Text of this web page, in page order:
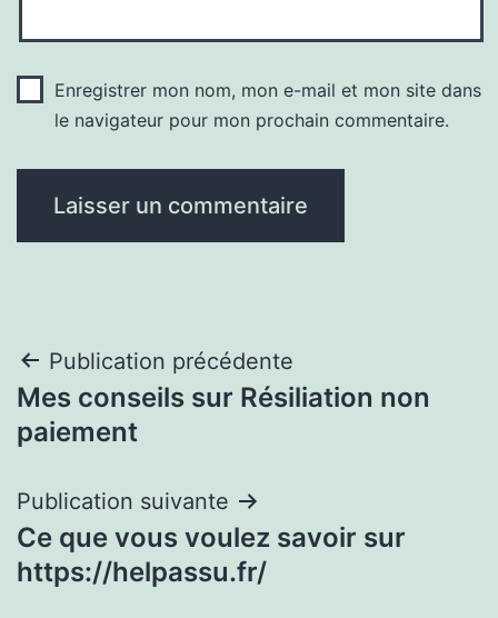
Enregistrer mon nom, mon e-mail et mon site dans
le navigateur pour mon prochain commentaire.
Navigation
de
Publication précédente
Mes conseils sur Résiliation non
paiement
Publication suivante
Ce que vous voulez savoir sur
https://helpassu.fr/